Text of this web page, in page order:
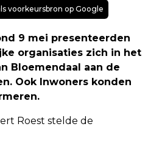
voorkeursbron op Google
9 mei presenteerden
organisaties zich in het
Bloemendaal aan de
Ook Inwoners konden
Roest stelde de